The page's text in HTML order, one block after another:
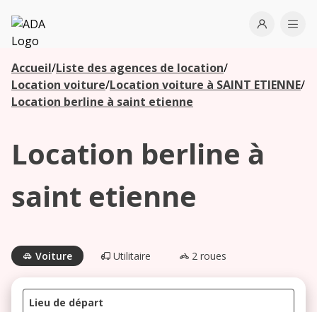
ADA
Open
Accueil/Liste des agences de location/
Location voiture/Location voiture à SAINT ETIENNE/
Location berline à saint etienne
Location berline à
saint etienne
Voiture Utilitaire 2 roues
Lieu de départ
Les
agences à
proximité
Commencez
recherche
proximité